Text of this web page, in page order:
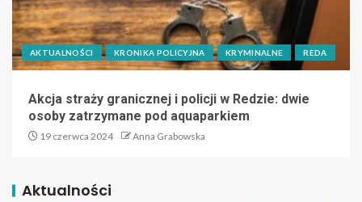
AKTUALNOŚCI KRONIKA POLICYJNA KRYMINALNE REDA
Akcja straży granicznej i policji w Redzie: dwie
osoby zatrzymane pod aquaparkiem
19 czerwca 2024 Anna Grabowska
Aktualności